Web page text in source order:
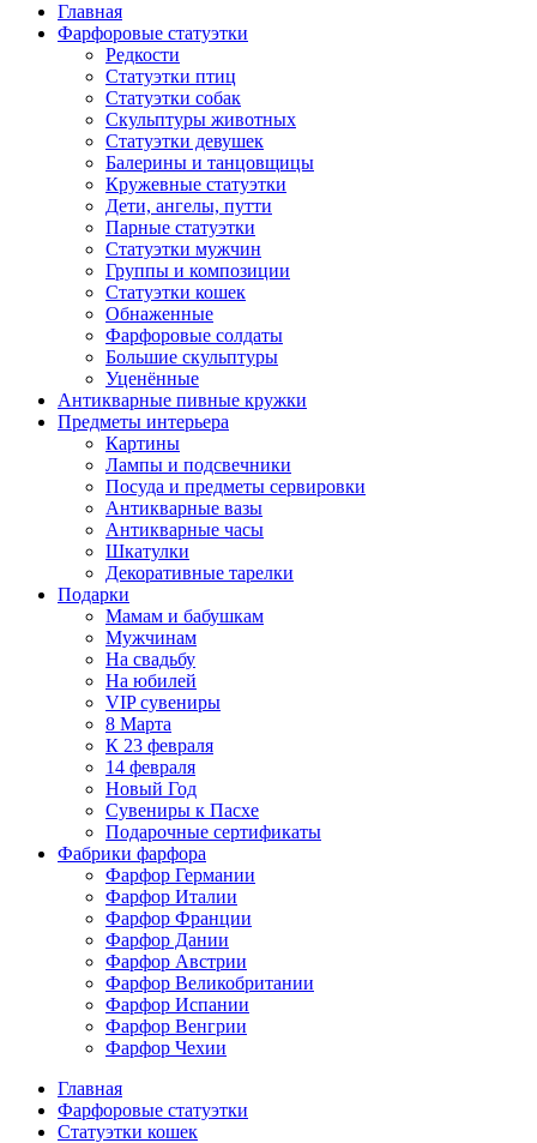
Главная
Фарфоровые статуэтки
Редкости
Cтатуэтки птиц
Cтатуэтки собак
Скульптуры животных
Статуэтки девушек
Балерины и танцовщицы
Кружевные статуэтки
Дети, ангелы, путти
Парные статуэтки
Статуэтки мужчин
Группы и композиции
Статуэтки кошек
Обнаженные
Фарфоровые солдаты
Большие скульптуры
Уценённые
Антикварные пивные кружки
Предметы интерьера
Картины
Лампы и подсвечники
Посуда и предметы сервировки
Антикварные вазы
Антикварные часы
Шкатулки
Декоративные тарелки
Подарки
Мамам и бабушкам
Мужчинам
На свадьбу
На юбилей
VIP сувениры
8 Марта
К 23 февраля
14 февраля
Новый Год
Сувениры к Пасхе
Подарочные сертификаты
Фабрики фарфора
Фарфор Германии
Фарфор Италии
Фарфор Франции
Фарфор Дании
Фарфор Австрии
Фарфор Великобритании
Фарфор Испании
Фарфор Венгрии
Фарфор Чехии
Главная
Фарфоровые статуэтки
Статуэтки кошек